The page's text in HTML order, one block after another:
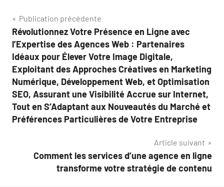
Navigation
de
l’article
Publication précédente
Révolutionnez Votre Présence en Ligne avec
l’Expertise des Agences Web : Partenaires
Idéaux pour Élever Votre Image Digitale,
Exploitant des Approches Créatives en Marketing
Numérique, Développement Web, et Optimisation
SEO, Assurant une Visibilité Accrue sur Internet,
Tout en S’Adaptant aux Nouveautés du Marché et
Préférences Particulières de Votre Entreprise
Article suivant
Comment les services d’une agence en ligne
transforme votre stratégie de contenu